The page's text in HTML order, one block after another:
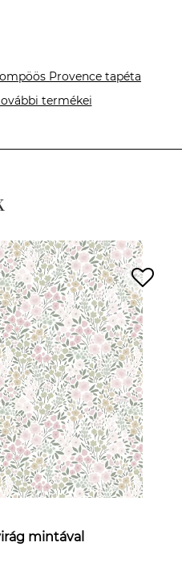
Provence tapéta
termékei
mintával